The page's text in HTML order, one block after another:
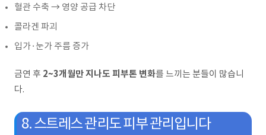
혈관 수축 → 영양 공급 차단
콜라겐 파괴
입가·눈가 주름 증가
금연 후 2~3개월만 지나도 피부톤 변화를 느끼는 분들이 많습니
다.
8. 스트레스 관리도 피부 관리입니다